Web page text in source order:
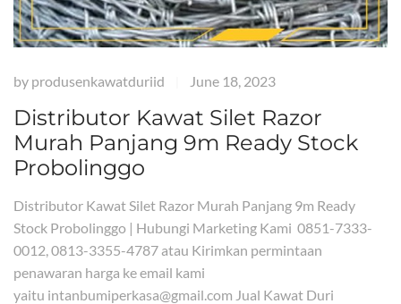
by produsenkawatduriid June 18, 2023
Distributor Kawat Silet Razor
Murah Panjang 9m Ready Stock
Probolinggo
Distributor Kawat Silet Razor Murah Panjang 9m Ready
Stock Probolinggo | Hubungi Marketing Kami 0851-7333-
0012, 0813-3355-4787 atau Kirimkan permintaan
penawaran harga ke email kami
yaitu intanbumiperkasa@gmail.com Jual Kawat Duri